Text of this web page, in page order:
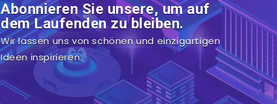
Abonnieren Sie unsere, um auf
dem Laufenden zu bleiben.
Wir lassen uns von schönen und einzigartigen
Ideen inspirieren.